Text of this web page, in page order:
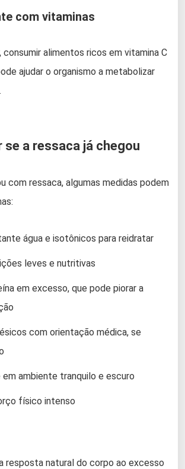
com vitaminas
consumir alimentos ricos em vitamina C
ajudar o organismo a metabolizar
se a ressaca já chegou
com ressaca, algumas medidas podem
água e isotônicos para reidratar
leves e nutritivas
em excesso, que pode piorar a
com orientação médica, se
em ambiente tranquilo e escuro
físico intenso
resposta natural do corpo ao excesso